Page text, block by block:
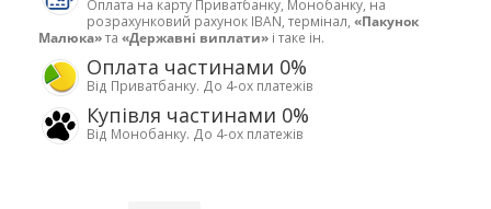
Оплата на карту Приватбанку, Монобанку, на
розрахунковий рахунок IBAN, термінал, «Пакунок
Малюка»та «Державні виплати» і таке ін.
Оплата частинами 0%
Від Приватбанку. До 4-ох платежів
Купівля частинами 0%
Від Монобанку. До 4-ох платежів